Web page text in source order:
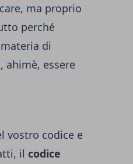
ma proprio
perché
di
ahimè, essere
vostro codice e
il codice